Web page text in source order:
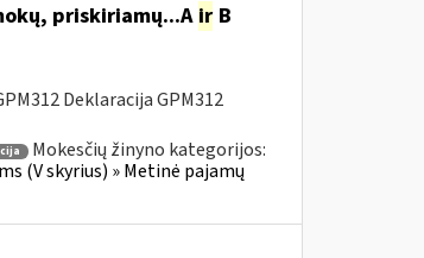
priskiriamų...AirB
Deklaracija GPM312
Mokesčių žinyno kategorijos:
(V skyrius) » Metinė pajamų